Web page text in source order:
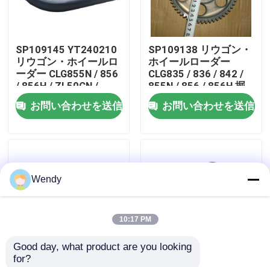
工場旅行
品質管理
ニュース
ブログ
SP109145 YT240210
リウゴン・ホイールロ
ーダー CLG855N / 856
/ 856H / ZL50CN /
50CN-LNG 掘削機
CLG920C/D 格付け機
CLG418のためのサイ
お問い合わせを送信
SP109138 リウゴン・
ホイールローダー
CLG835 / 836 / 842 /
855N / 856 / 856H 掘
削機 CLG920C / D /
922D / 925Dのための
注射ポンプギア
お問い合わせを送信
SP107104 ウォーター
Wendy
10:17 PM
Good day, what product are you looking
for?